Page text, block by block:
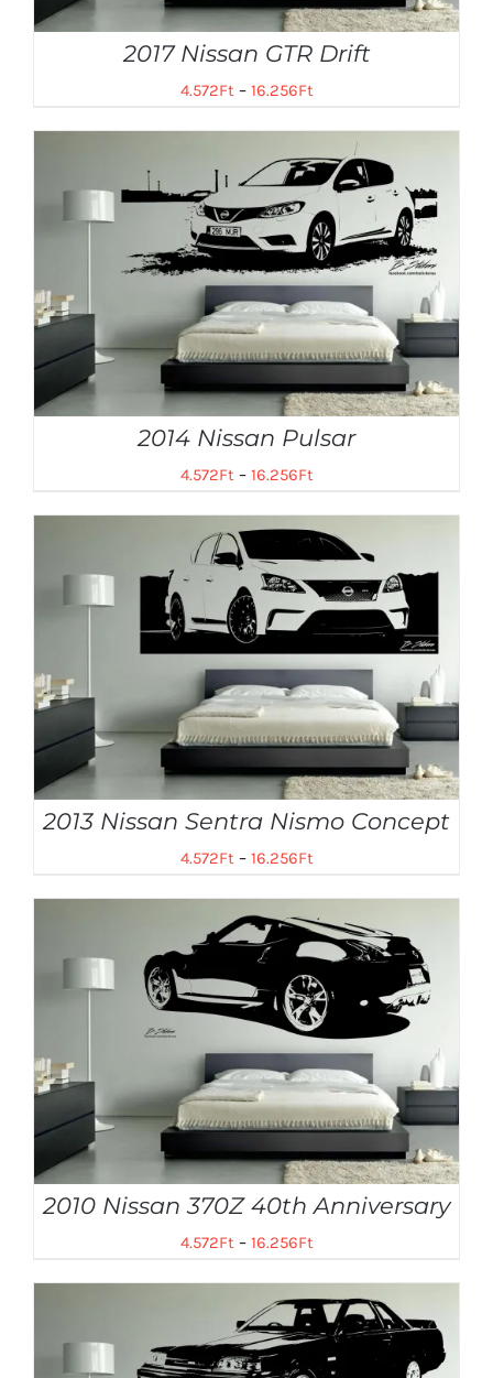
2017 Nissan GTR Drift
4.572Ft– 16.256Ft
2014 Nissan Pulsar
4.572Ft– 16.256Ft
2013 Nissan Sentra Nismo Concept
4.572Ft– 16.256Ft
2010 Nissan 370Z 40th Anniversary
4.572Ft– 16.256Ft